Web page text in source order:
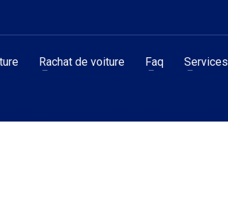
Rachat de voiture Faq Services